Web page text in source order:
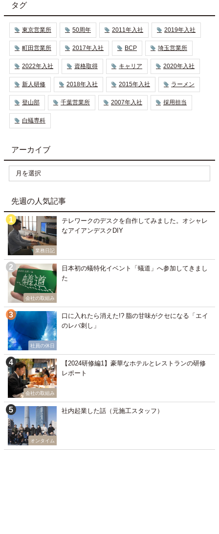
タグ
東京営業所 50周年 2011年入社 2019年入社
町田営業所 2017年入社 BCP 埼玉営業所
2022年入社 資格取得 キャリア 2020年入社
新人研修 2018年入社 2015年入社 ラーメン
登山部 千葉営業所 2007年入社 採用担当
白蟻専科
アーカイブ
先週の人気記事
業務日記
テレワークのデスクを自作してみました。オシャレ
なアイアンデスクDIY
会社の取組み
日本初の蟻特化イベント「蟻道」へ参加してきまし
た
社員の休日
口に入れたら消えた!? 脂の甘味がクセになる「エイ
のレバ刺し」
会社の取組み
【2024研修編1】豪華なホテルとレストランの研修
レポート
オンタイム
社内起業した話（元施工スタッフ）